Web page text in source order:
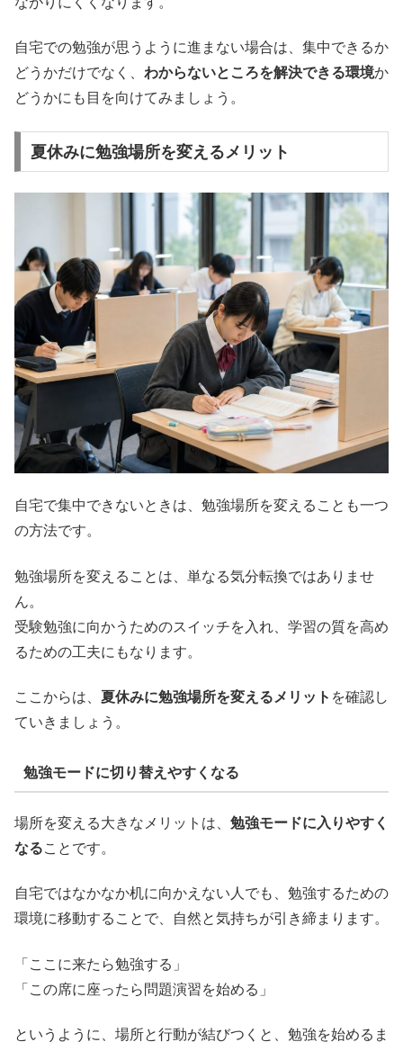
自宅での勉強が思うように進まない場合は、集中できるか
どうかだけでなく、 わからないところを解決できる環境か
どうかにも目を向けてみましょう。
夏休みに勉強場所を変えるメリット
自宅で集中できないときは、勉強場所を変えることも一つ
の方法です。
勉強場所を変えることは、単なる気分転換ではありませ
ん。
受験勉強に向かうためのスイッチを入れ、学習の質を高め
るための工夫にもなります。
ここからは、 夏休みに勉強場所を変えるメリット を確認し
ていきましょう。
勉強モードに切り替えやすくなる
場所を変える大きなメリットは、 勉強モードに入りやすく
なることです。
自宅ではなかなか机に向かえない人でも、勉強するための
環境に移動することで、自然と気持ちが引き締まります。
「ここに来たら勉強する」
「この席に座ったら問題演習を始める」
というように、場所と行動が結びつくと、勉強を始めるま